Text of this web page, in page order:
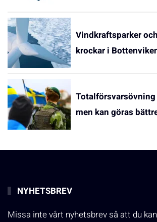
Vindkraftsparker
krockar i
men kan göras
NYHETSBREV
Missa inte vårt nyhetsbrev så att du